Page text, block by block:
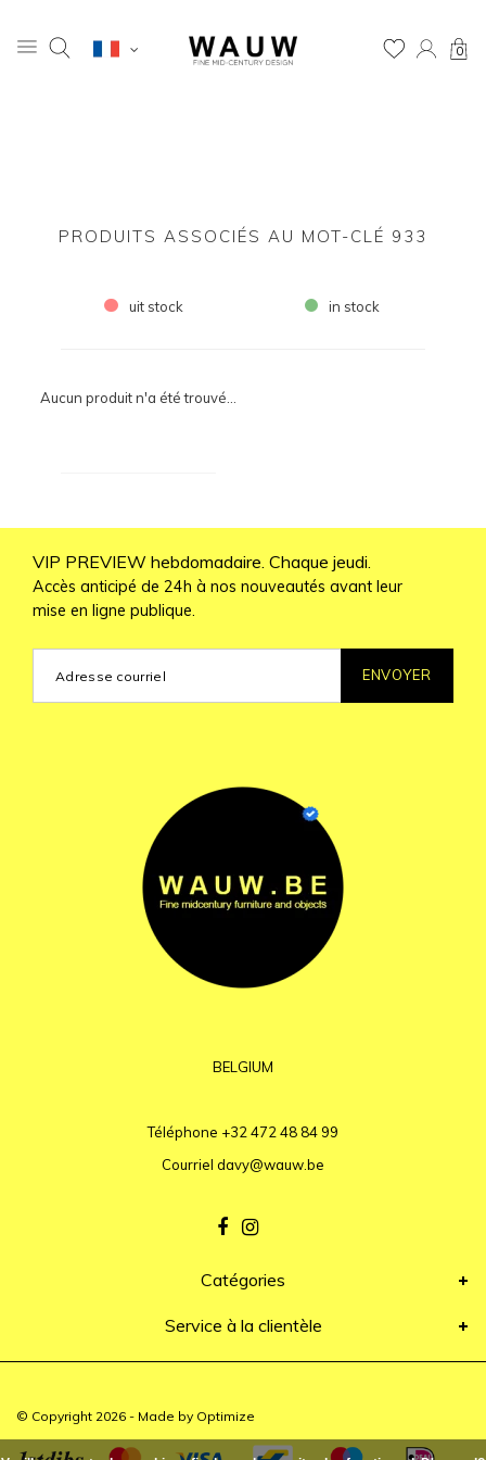
0
PRODUITS ASSOCIÉS AU MOT-CLÉ 933
uit stock in stock
Aucun produit n'a été trouvé...
VIP PREVIEW hebdomadaire. Chaque jeudi.
Accès anticipé de 24h à nos nouveautés avant leur
mise en ligne publique.
ENVOYER
BELGIUM
Téléphone +32 472 48 84 99
Courriel davy@wauw.be
Catégories
Service à la clientèle
© Copyright 2026 - Made by Optimize